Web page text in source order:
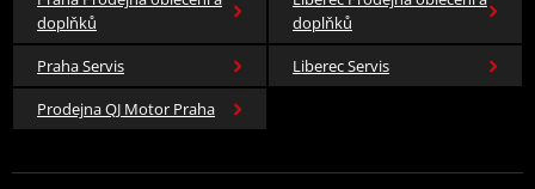
doplňků
doplňků
Praha Servis
Liberec Servis
Prodejna QJ Motor Praha